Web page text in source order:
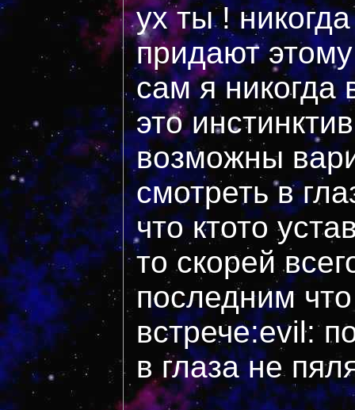
ух ты !
придают
сам я никогда
это
возможны
смотреть в
что ктото
то скорей
последним
встрече:evil:
в глаза не